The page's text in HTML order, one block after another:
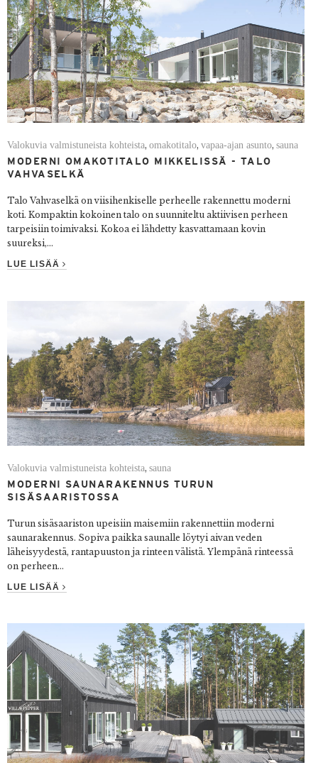
Valokuvia valmistuneista kohteista,omakotitalo,vapaa-ajan asunto,sauna
MODERNI OMAKOTITALO MIKKELISSÄ - TALO
VAHVASELKÄ
Talo Vahvaselkä on viisihenkiselle perheelle rakennettu moderni
koti. Kompaktin kokoinen talo on suunniteltu aktiivisen perheen
tarpeisiin toimivaksi. Kokoa ei lähdetty kasvattamaan kovin
suureksi,...
LUE LISÄÄ
Valokuvia valmistuneista kohteista,sauna
MODERNI SAUNARAKENNUS TURUN
SISÄSAARISTOSSA
Turun sisäsaariston upeisiin maisemiin rakennettiin moderni
saunarakennus. Sopiva paikka saunalle löytyi aivan veden
läheisyydestä, rantapuuston ja rinteen välistä. Ylempänä rinteessä
on perheen...
LUE LISÄÄ